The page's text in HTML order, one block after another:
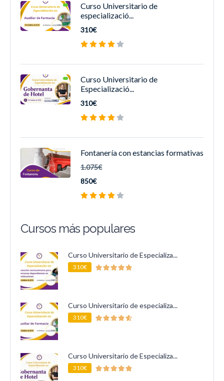
Curso Universitario de
especializació...
310€
Curso Universitario de
Especializació...
310€
Fontanería con estancias formativas
1.075€
850€
Cursos más populares
Curso Universitario de Especializa...
310€
Curso Universitario de especializa...
310€
Curso Universitario de Especializa...
310€